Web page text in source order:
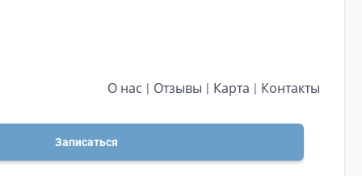
О нас Отзывы Карта Контакты
Записаться